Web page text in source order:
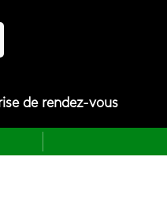
de rendez-vous